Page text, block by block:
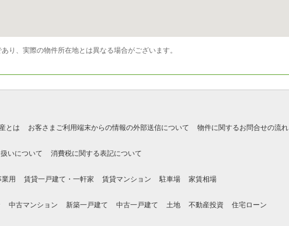
り、実際の物件所在地とは異なる場合がございます。
とは お客さまご利用端末からの情報の外部送信について 物件に関するお問合せの流れ
いについて 消費税に関する表記について
用 賃貸一戸建て・一軒家 賃貸マンション 駐車場 家賃相場
中古マンション 新築一戸建て 中古一戸建て 土地 不動産投資 住宅ローン